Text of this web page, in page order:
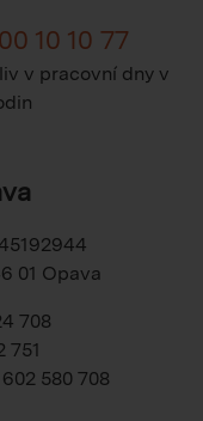
10 10 77
v pracovní dny v
01 Opava
708
751
580 708